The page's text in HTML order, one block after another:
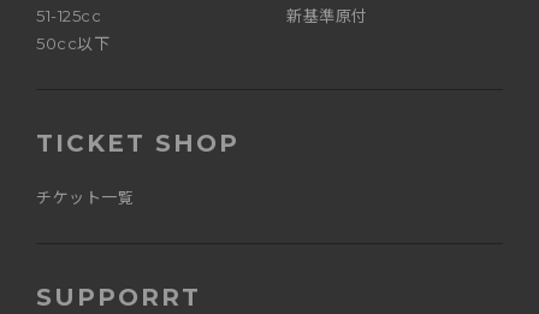
51-125cc
新基準原付
50cc以下
TICKET SHOP
チケット一覧
SUPPORRT